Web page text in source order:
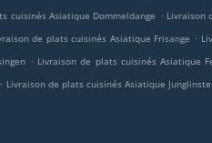
cuisinés Asiatique Dommeldange . Livraison
de plats cuisinés Asiatique Frisange .
. Livraison de plats cuisinés Asiatique
. Livraison de plats cuisinés Asiatique